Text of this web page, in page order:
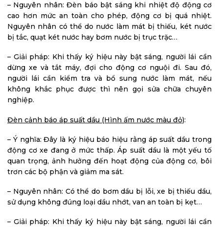
– Nguyên nhân: Đèn báo bật sáng khi nhiệt độ động cơ
cao hơn mức an toàn cho phép, động cơ bị quá nhiệt.
Nguyên nhân có thể do nước làm mát bị thiếu, két nước
bị tắc, quạt két nước hay bơm nước bị trục trặc…
– Giải pháp: Khi thấy ký hiệu này bật sáng, người lái cần
dừng xe và tắt máy, đợi cho động cơ nguội đi. Sau đó,
người lái cần kiểm tra và bổ sung nước làm mát, nếu
không khắc phục được thì nên gọi sửa chữa chuyên
nghiệp.
Đèn cảnh báo áp suất dầu (Hình ấm nước màu đỏ):
– Ý nghĩa: Đây là ký hiệu báo hiệu rằng áp suất dầu trong
động cơ xe đang ở mức thấp. Áp suất dầu là một yếu tố
quan trọng, ảnh hưởng đến hoạt động của động cơ, bôi
trơn các bộ phận và giảm ma sát.
– Nguyên nhân: Có thể do bơm dầu bị lỗi, xe bị thiếu dầu,
sử dụng không đúng loại dầu nhớt, van an toàn bị kẹt…
– Giải pháp: Khi thấy ký hiệu này bật sáng, người lái cần